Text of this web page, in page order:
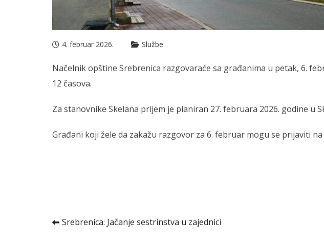
4. februar 2026. Službe
Načelnik opštine Srebrenica razgovaraće sa građanima u petak, 6.
12 časova.
Za stanovnike Skelana prijem je planiran 27. februara 2026. godine u
Građani koji žele da zakažu razgovor za 6. februar mogu se prijaviti
Kretanje
Srebrenica: Jačanje sestrinstva u zajednici